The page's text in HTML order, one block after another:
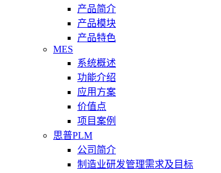
产品简介
产品模块
产品特色
MES
系统概述
功能介绍
应用方案
价值点
项目案例
思普PLM
公司简介
制造业研发管理需求及目标